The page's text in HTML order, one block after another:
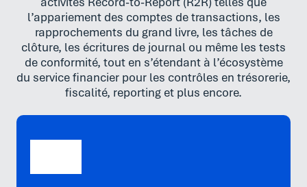
l’appariement des comptes de transactions, les
rapprochements du grand livre, les tâches de
clôture, les écritures de journal ou même les tests
de conformité, tout en s’étendant à l’écosystème
du service financier pour les contrôles en trésorerie,
fiscalité, reporting et plus encore.